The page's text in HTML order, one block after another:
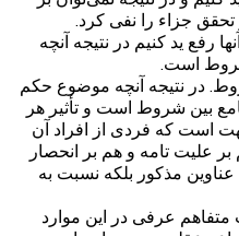
جزاء را نفی کرد.
رفع ید کنیم در نتیجه آنچه
است.
در نتیجه آنچه موضوع حکم
بین شروط است و تأثیر هر
است که فردی از افراد آن
علیت تامه و هم بر انحصار
مذکور بلکه نسبت به
متفاهم عرفی در این موارد